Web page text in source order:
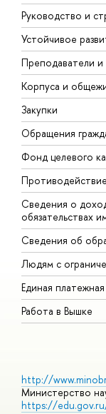
Руководство и
Устойчивое
Преподаватели и
Корпуса и
Закупки
Обращения
Фонд целевого
Сведения о
обязательствах
Сведения об
Людям с
Единая
Работа в Вышке
http://
Министерство
https://